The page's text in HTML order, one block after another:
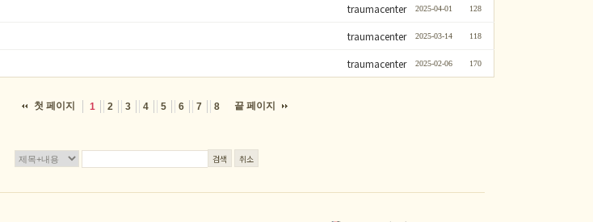
traumacenter 2025-04-01 128
traumacenter 2025-03-14 118
traumacenter 2025-02-06 170
첫 페이지 1 2 3 4 5 6 7 8 끝 페이지
검색 취소